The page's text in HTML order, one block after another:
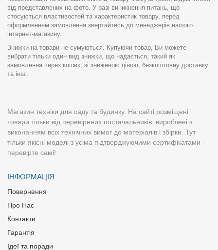
від представлених на фото. У разі виникнення питань, що
стосуються властивостей та характеристик товару, перед
оформленням замовлення звертайтесь до менеджерів нашого
інтернет-магазину.
Знижки на товари не сумуються. Купуючи товар, Ви можете
вибрати тільки один вид знижки, що надається, такий як
замовлення через кошик, зі зниженою ціною, безкоштовну доставку
та інші.
Магазин техніки для саду та будинку. На сайті розміщені
товари тільки від перевірених постачальників, вироблені з
виконанням всіх технічних вимог до матеріалів і збірки. Тут
тільки якісні моделі з усіма підтверджуючими сертифікатами -
перевірте самі!
ІНФОРМАЦІЯ
Повернення
Про Нас
Контакти
Гарантія
Ідеї та поради